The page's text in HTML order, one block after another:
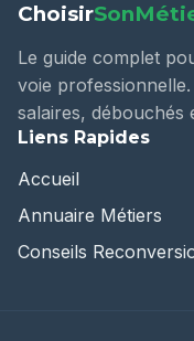
Choisir
Le guide complet
voie
salaires, débouchés
Liens Rapides
Accueil
Annuaire Métiers
Conseils